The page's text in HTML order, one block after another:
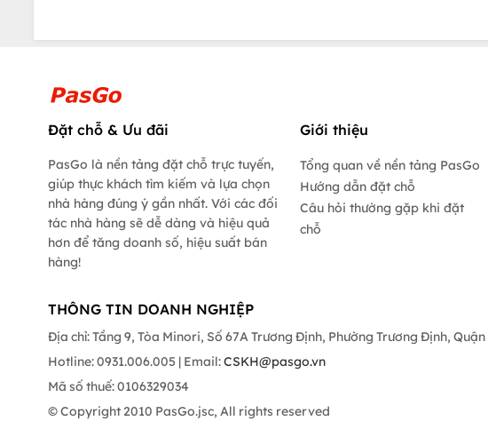
Đặt chỗ & Ưu đãi
PasGo là nền tảng đặt chỗ trực tuyến,
giúp thực khách tìm kiếm và lựa chọn
nhà hàng đúng ý gần nhất. Với các đối
tác nhà hàng sẽ dễ dàng và hiệu quả
hơn để tăng doanh số, hiệu suất bán
hàng!
Giới thiệu
Tổng quan về nền tảng PasGo
Hướng dẫn đặt chỗ
Câu hỏi thường gặp khi đặt
chỗ
THÔNG TIN DOANH NGHIỆP
Địa chỉ: Tầng 9, Tòa Minori, Số 67A Trương Định, Phường Trương Định,
Hotline: 0931.006.005 | Email:CSKH@pasgo.vn
Mã số thuế: 0106329034
© Copyright 2010 PasGo.jsc, All rights reserved